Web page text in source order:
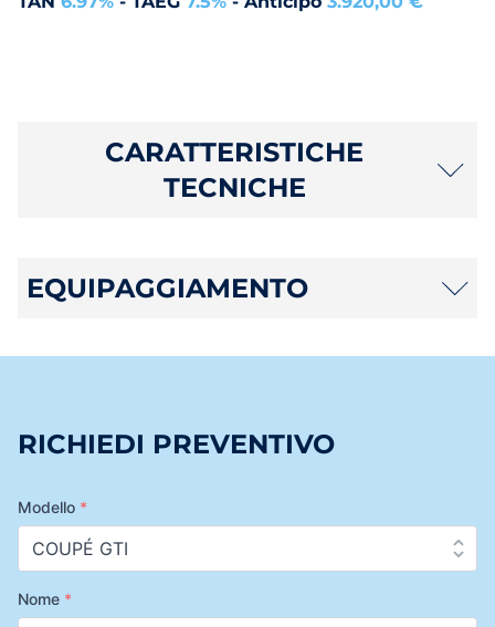
CARATTERISTICHE
TECNICHE
EQUIPAGGIAMENTO
RICHIEDI PREVENTIVO
Modello *
Nome *